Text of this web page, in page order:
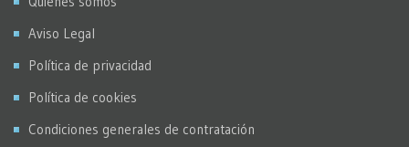
Aviso Legal
Política de privacidad
Política de cookies
Condiciones generales de contratación